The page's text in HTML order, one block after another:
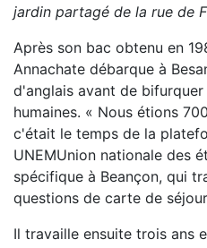
jardin partagé de la rue de
Après son bac obtenu en
Annachate débarque à
d'anglais avant de
humaines. « Nous étions
c'était le temps de la
UNEMUnion nationale des
spécifique à Beançon, qui
questions de carte de
Il travaille ensuite trois ans